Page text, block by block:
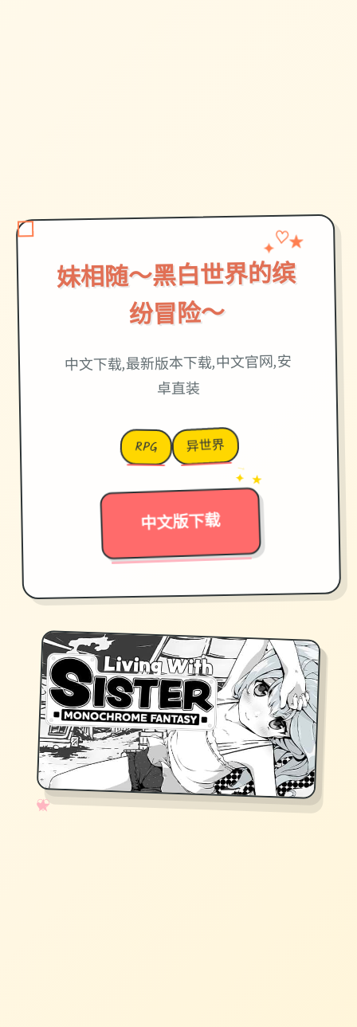
妹相随～黑白世界的缤
纷冒险～
✦♡★
中文下载,最新版本下载,中文官网,安
卓直装
RPG 异世界
中文版下载
→
✦ ★
✧
♡
★
♥